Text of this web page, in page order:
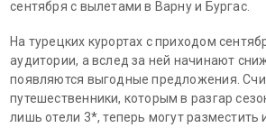
сентября с вылетами в Варну и Бургас.
На турецких курортах с приходом
аудитории, а вслед за ней начинают
появляются выгодные предложения.
путешественники, которым в разгар
лишь отели 3*, теперь могут разместить